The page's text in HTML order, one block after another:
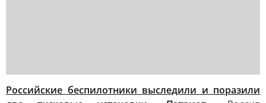
Российские беспилотники выследили и поразили